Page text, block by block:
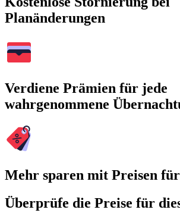
Planänderungen
Verdiene Prämien für jede
wahrgenommene
Mehr sparen mit Preisen
Überprüfe die Preise für